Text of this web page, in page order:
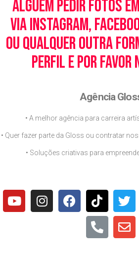
alguém pedir fotos
via Instagram,
ou qualquer outra
perfil e por favor
Agência
• A melhor agência para carreira
• Quer fazer parte da Gloss ou contratar
• Soluções criativas para